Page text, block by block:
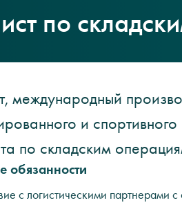
по
международный
и
по складским
обязанности
с логистическими партнерами